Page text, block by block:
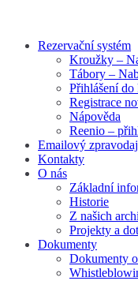
Rezervační systém
Kroužky –
Tábory –
Přihlášení do
Registrace
Nápověda
Reenio –
Emailový zpravodaj
Kontakty
O nás
Základní
Historie
Z našich
Projekty a
Dokumenty
Dokumenty